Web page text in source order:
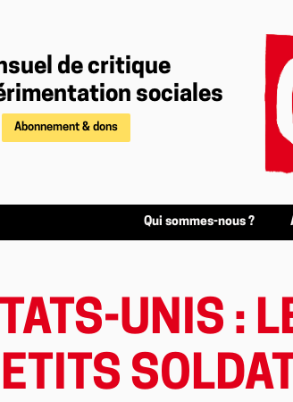
de critique
sociales
Abonnement & dons
Qui sommes-nous ?
UNIS :